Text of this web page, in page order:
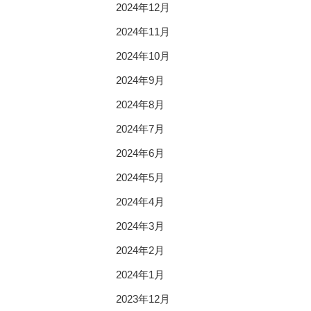
2024年12月
2024年11月
2024年10月
2024年9月
2024年8月
2024年7月
2024年6月
2024年5月
2024年4月
2024年3月
2024年2月
2024年1月
2023年12月